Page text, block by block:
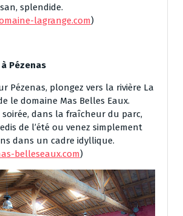
splendide.
lagrange.com)
Pézenas
Pézenas, plongez vers la rivière La
le domaine Mas Belles Eaux.
soirée, dans la fraîcheur du parc,
de l’été ou venez simplement
dans un cadre idyllique.
belleseaux.com)